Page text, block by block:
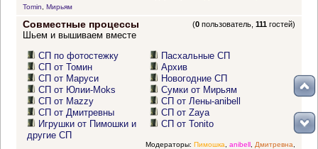
Tomin
Мирьям
Совместные процессы (0 пользователь,111 гостей)
Шьем и вышиваем вместе
СП по фотостежку
СП от Томин
СП от Маруси
СП от Юлии-Moks
СП от Mazzy
СП от Дмитревны
Игрушки от Пимошки и
другие СП
Пасхальные СП
Архив
Новогодние СП
Сумки от Мирьям
СП от Лены-anibell
СП от Zaya
СП от Tonito
Модераторы: Пимошка anibell, Дмитревна